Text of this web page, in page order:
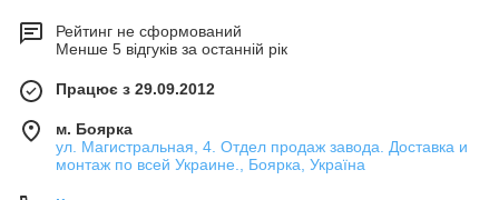
Рейтинг не сформований
Менше 5 відгуків за останній рік
Працює з 29.09.2012
м. Боярка
ул. Магистральная, 4. Отдел продаж завода. Доставка и
монтаж по всей Украине., Боярка, Україна